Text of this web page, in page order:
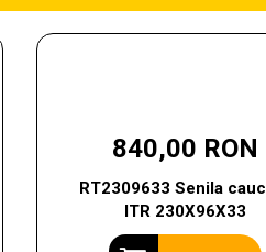
840,00 RON
RT2309633 Senila
ITR 230X96X33